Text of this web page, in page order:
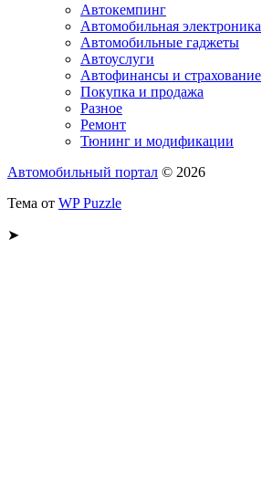
Автокемпинг
Автомобильная электроника
Автомобильные гаджеты
Автоуслуги
Автофинансы и страхование
Покупка и продажа
Разное
Ремонт
Тюнинг и модификации
Автомобильный портал © 2026
Тема от WP Puzzle
➤